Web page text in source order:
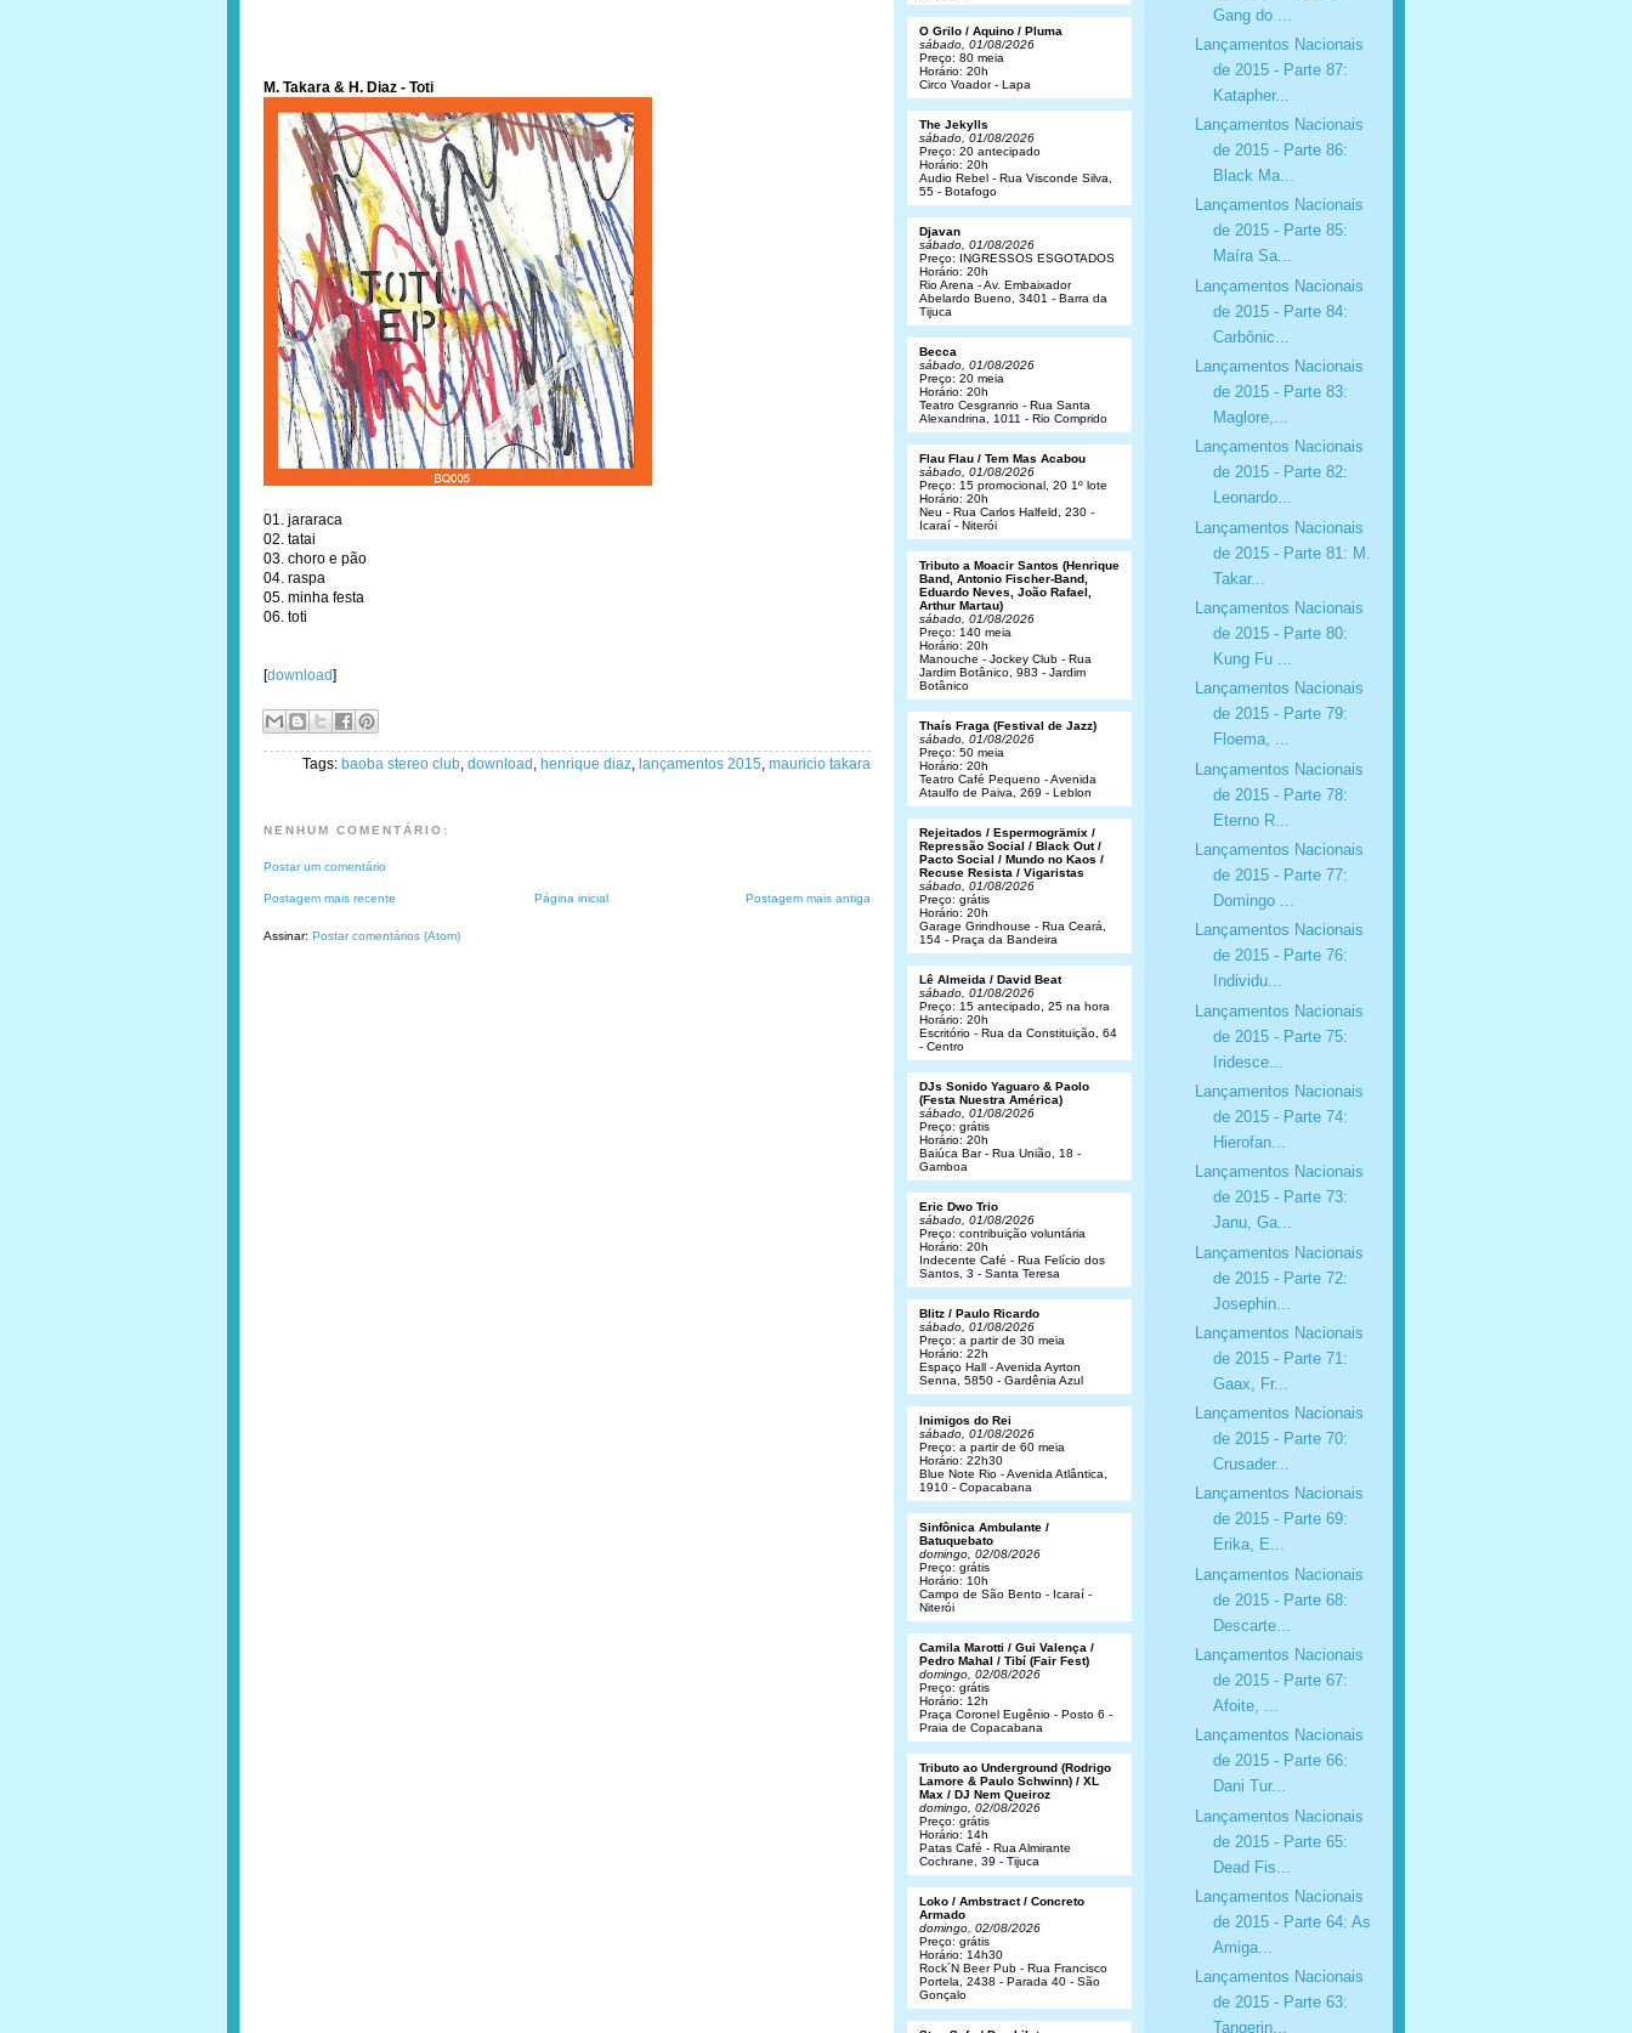
M. Takara & H. Diaz - Toti
01. jararaca
02. tatai
03. choro e pão
04. raspa
05. minha festa
06. toti
[download]
Tags: baoba stereo club, download , henrique diaz, lançamentos 2015, mauricio takara
NENHUM COMENTÁRIO:
Postar um comentário
Postagem mais recente Postagem mais antiga
Página inicial
Assinar: Postar comentários (Atom)
Gang do ...
Lançamentos Nacionais
de 2015 - Parte 87:
Katapher...
Lançamentos Nacionais
de 2015 - Parte 86:
Black Ma...
Lançamentos Nacionais
de 2015 - Parte 85:
Maíra Sa...
Lançamentos Nacionais
de 2015 - Parte 84:
Carbônic...
Lançamentos Nacionais
de 2015 - Parte 83:
Maglore,...
Lançamentos Nacionais
de 2015 - Parte 82:
Leonardo...
Lançamentos Nacionais
de 2015 - Parte 81: M.
Takar...
Lançamentos Nacionais
de 2015 - Parte 80:
Kung Fu ...
Lançamentos Nacionais
de 2015 - Parte 79:
Floema, ...
Lançamentos Nacionais
de 2015 - Parte 78:
Eterno R...
Lançamentos Nacionais
de 2015 - Parte 77:
Domingo ...
Lançamentos Nacionais
de 2015 - Parte 76:
Individu...
Lançamentos Nacionais
de 2015 - Parte 75:
Iridesce...
Lançamentos Nacionais
de 2015 - Parte 74:
Hierofan...
Lançamentos Nacionais
de 2015 - Parte 73:
Janu, Ga...
Lançamentos Nacionais
de 2015 - Parte 72:
Josephin...
Lançamentos Nacionais
de 2015 - Parte 71:
Gaax, Fr...
Lançamentos Nacionais
de 2015 - Parte 70:
Crusader...
Lançamentos Nacionais
de 2015 - Parte 69:
Erika, E...
Lançamentos Nacionais
de 2015 - Parte 68:
Descarte...
Lançamentos Nacionais
de 2015 - Parte 67:
Afoite, ...
Lançamentos Nacionais
de 2015 - Parte 66:
Dani Tur...
Lançamentos Nacionais
de 2015 - Parte 65:
Dead Fis...
Lançamentos Nacionais
de 2015 - Parte 64: As
Amiga...
Lançamentos Nacionais
de 2015 - Parte 63:
Tangerin...
O Grilo / Aquino / Pluma
sábado, 01/08/2026
Preço: 80 meia
Horário: 20h
Circo Voador - Lapa
The Jekylls
sábado, 01/08/2026
Preço: 20 antecipado
Horário: 20h
Audio Rebel - Rua Visconde Silva,
55 - Botafogo
Djavan
sábado, 01/08/2026
Preço: INGRESSOS ESGOTADOS
Horário: 20h
Rio Arena - Av. Embaixador
Abelardo Bueno, 3401 - Barra da
Tijuca
Becca
sábado, 01/08/2026
Preço: 20 meia
Horário: 20h
Teatro Cesgranrio - Rua Santa
Alexandrina, 1011 - Rio Comprido
Flau Flau / Tem Mas Acabou
sábado, 01/08/2026
Preço: 15 promocional, 20 1º lote
Horário: 20h
Neu - Rua Carlos Halfeld, 230 -
Icaraí - Niterói
Tributo a Moacir Santos (Henrique
Band, Antonio Fischer-Band,
Eduardo Neves, João Rafael,
Arthur Martau)
sábado, 01/08/2026
Preço: 140 meia
Horário: 20h
Manouche - Jockey Club - Rua
Jardim Botânico, 983 - Jardim
Botânico
Thaís Fraga (Festival de Jazz)
sábado, 01/08/2026
Preço: 50 meia
Horário: 20h
Teatro Café Pequeno - Avenida
Ataulfo de Paiva, 269 - Leblon
Rejeitados / Espermogrämix /
Repressão Social / Black Out /
Pacto Social / Mundo no Kaos /
Recuse Resista / Vigaristas
sábado, 01/08/2026
Preço: grátis
Horário: 20h
Garage Grindhouse - Rua Ceará,
154 - Praça da Bandeira
Lê Almeida / David Beat
sábado, 01/08/2026
Preço: 15 antecipado, 25 na hora
Horário: 20h
Escritório - Rua da Constituição, 64
- Centro
DJs Sonido Yaguaro & Paolo
(Festa Nuestra América)
sábado, 01/08/2026
Preço: grátis
Horário: 20h
Baiúca Bar - Rua União, 18 -
Gamboa
Eric Dwo Trio
sábado, 01/08/2026
Preço: contribuição voluntária
Horário: 20h
Indecente Café - Rua Felício dos
Santos, 3 - Santa Teresa
Blitz / Paulo Ricardo
sábado, 01/08/2026
Preço: a partir de 30 meia
Horário: 22h
Espaço Hall - Avenida Ayrton
Senna, 5850 - Gardênia Azul
Inimigos do Rei
sábado, 01/08/2026
Preço: a partir de 60 meia
Horário: 22h30
Blue Note Rio - Avenida Atlântica,
1910 - Copacabana
Sinfônica Ambulante /
Batuquebato
domingo, 02/08/2026
Preço: grátis
Horário: 10h
Campo de São Bento - Icaraí -
Niterói
Camila Marotti / Gui Valença /
Pedro Mahal / Tibí (Fair Fest)
domingo, 02/08/2026
Preço: grátis
Horário: 12h
Praça Coronel Eugênio - Posto 6 -
Praia de Copacabana
Tributo ao Underground (Rodrigo
Lamore & Paulo Schwinn) / XL
Max / DJ Nem Queiroz
domingo, 02/08/2026
Preço: grátis
Horário: 14h
Patas Café - Rua Almirante
Cochrane, 39 - Tijuca
Loko / Ambstract / Concreto
Armado
domingo, 02/08/2026
Preço: grátis
Horário: 14h30
Rock´N Beer Pub - Rua Francisco
Portela, 2438 - Parada 40 - São
Gonçalo